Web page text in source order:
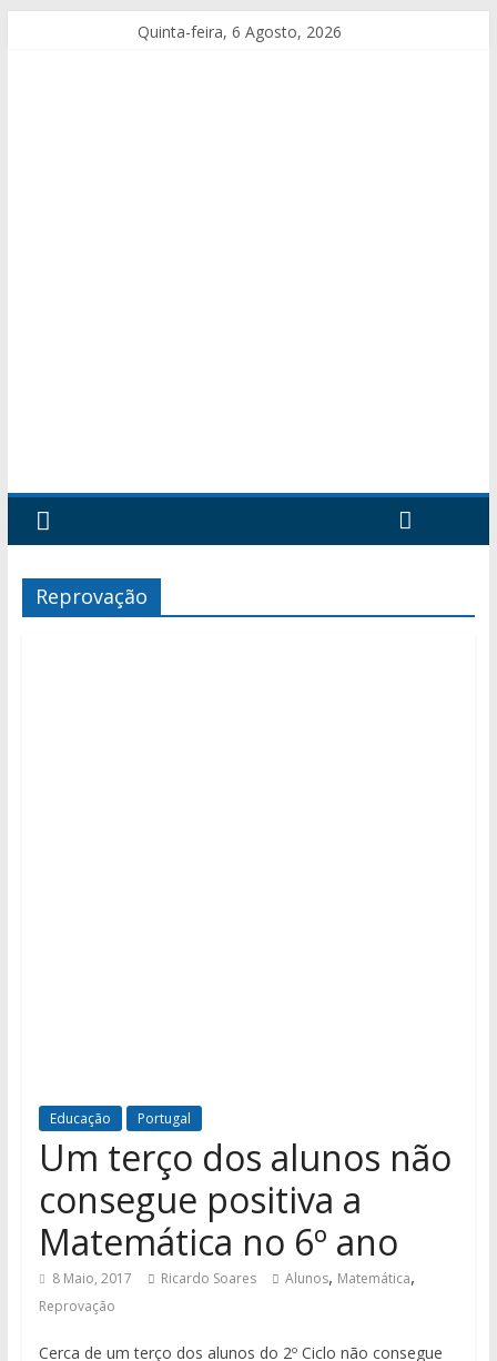
Quinta-feira, 6 Agosto, 2026
Reprovação
Educação Portugal
Um terço dos alunos não
consegue positiva a
Matemática no 6º ano
8 Maio, 2017 Ricardo Soares Alunos, Matemática,
Reprovação
Cerca de um terço dos alunos do 2º Ciclo não consegue